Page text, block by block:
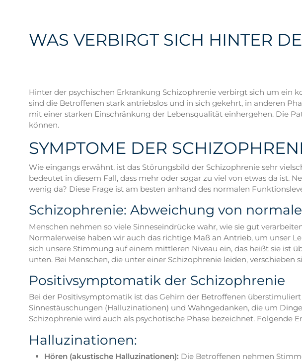
WAS VERBIRGT SICH HINTER
Hinter der psychischen Erkrankung Schizophrenie verbirgt sich um ein
sind die Betroffenen stark antriebslos und in sich gekehrt, in anderen
mit einer starken Einschränkung der Lebensqualität einhergehen. Die
können.
SYMPTOME DER
Wie eingangs erwähnt, ist das Störungsbild der Schizophrenie sehr
bedeutet in diesem Fall, dass mehr oder sogar zu viel von etwas da ist.
wenig da? Diese Frage ist am besten anhand des normalen
Schizophrenie: Abweichung von
Menschen nehmen so viele Sinneseindrücke wahr, wie sie gut
Normalerweise haben wir auch das richtige Maß an Antrieb, um unser
sich unsere Stimmung auf einem mittleren Niveau ein, das heißt sie ist
unten. Bei Menschen, die unter einer Schizophrenie leiden,
Positivsymptomatik der Schizophrenie
Bei der Positivsymptomatik ist das Gehirn der Betroffenen
Sinnestäuschungen (Halluzinationen) und Wahngedanken, die um
Schizophrenie wird auch als psychotische Phase bezeichnet. Folgende
Halluzinationen:
Hören (akustische Halluzinationen): Die Betroffenen nehmen